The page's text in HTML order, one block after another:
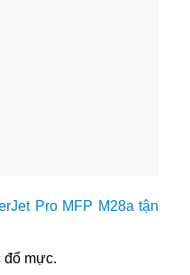
Pro MFP M28a tận
đổ mực.